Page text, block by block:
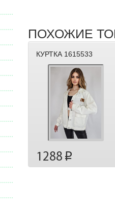
ПОХОЖИЕ
КУРТКА 1615533
1288 p